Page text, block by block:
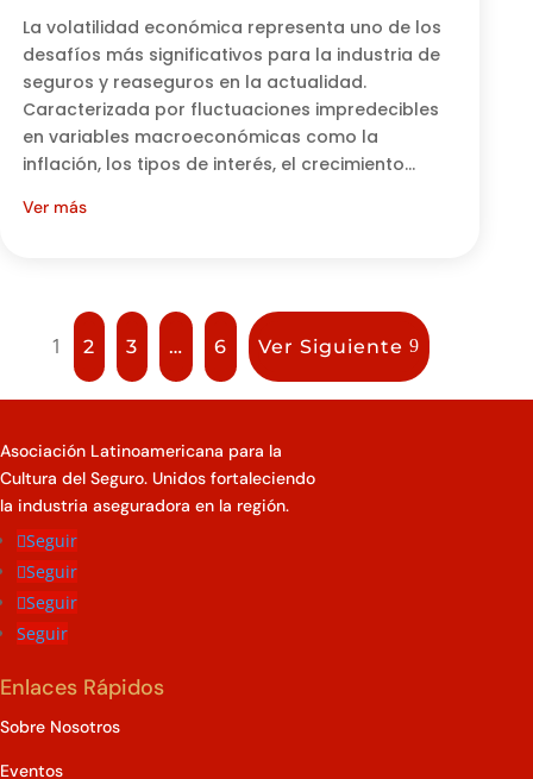
La volatilidad económica representa uno de los
desafíos más significativos para la industria de
seguros y reaseguros en la actualidad.
Caracterizada por fluctuaciones impredecibles
en variables macroeconómicas como la
inflación, los tipos de interés, el crecimiento...
Ver más
1 2 3 … 6 Ver Siguiente
Asociación Latinoamericana para la
Cultura del Seguro. Unidos fortaleciendo
la industria aseguradora en la región.
Seguir
Seguir
Seguir
Seguir
Enlaces Rápidos
Sobre Nosotros
Eventos